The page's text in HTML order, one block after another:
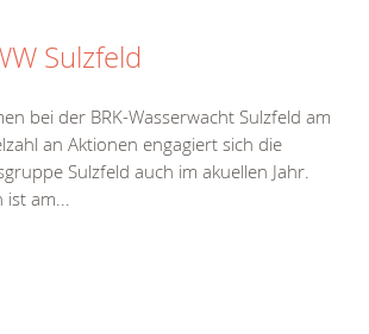
Sulzfeld
bei der BRK-Wasserwacht Sulzfeld am
an Aktionen engagiert sich die
Sulzfeld auch im akuellen Jahr.
am...